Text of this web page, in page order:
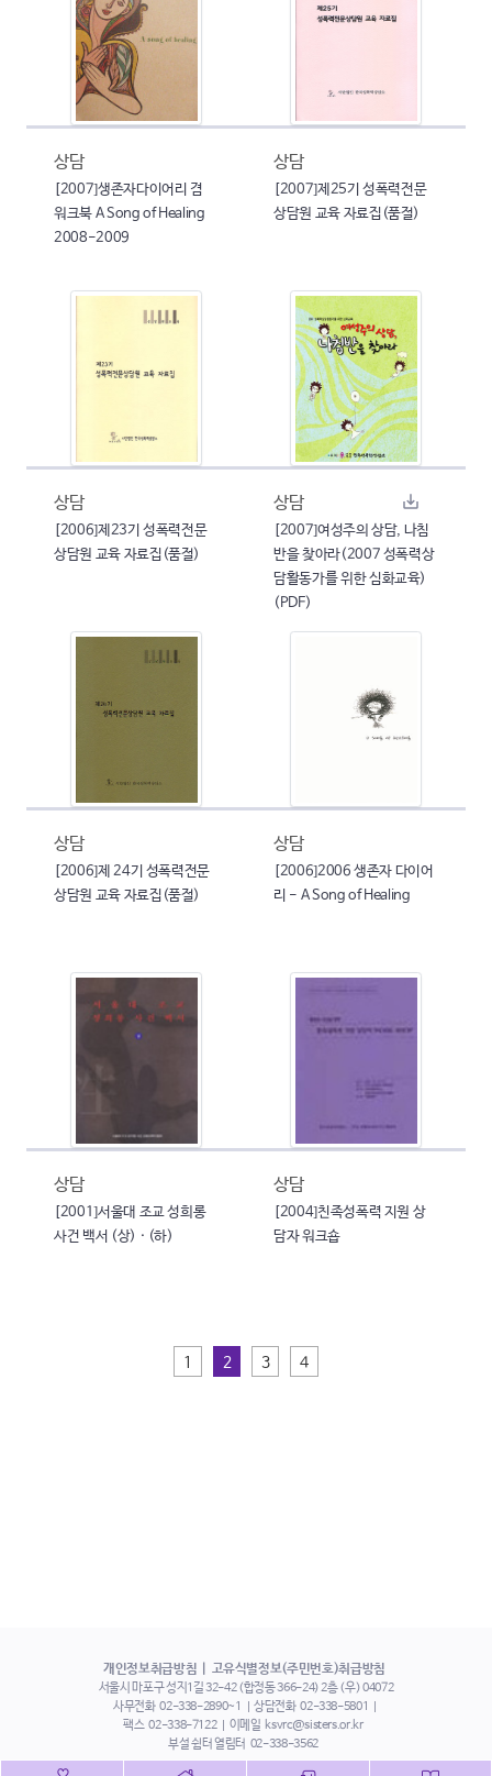
상담
[2007]생존자다이어리 겸
워크북 A Song of Healing
2008-2009
상담
[2007]제25기 성폭력전문
상담원 교육 자료집(품절)
상담
[2006]제23기 성폭력전문
상담원 교육 자료집(품절)
상담
[2007]여성주의 상담, 나침
반을 찾아라(2007 성폭력상
담활동가를 위한 심화교육)
(PDF)
상담
[2006]제 24기 성폭력전문
상담원 교육 자료집(품절)
상담
[2006]2006 생존자 다이어
리 - A Song of Healing
상담
[2001]서울대 조교 성희롱
사건 백서 (상) · (하)
상담
[2004]친족성폭력 지원 상
담자 워크숍
1 2 3 4
개인정보취급방침 고유식별정보(주민번호)취급방침
서울시 마포구 성지1길 32-42 (합정동 366-24) 2층 (우) 04072
사무전화 02-338-2890~1 상담전화 02-338-5801
팩스 02-338-7122 이메일 ksvrc@sisters.or.kr
부설 쉼터 열림터 02-338-3562